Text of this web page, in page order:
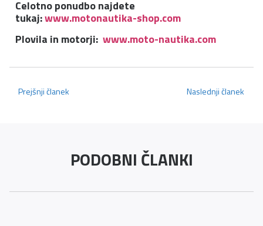
Celotno ponudbo najdete
tukaj:www.motonautika-shop.com
Plovila in motorji: www.moto-nautika.com
Prejšnji članek Naslednji članek
PODOBNI ČLANKI